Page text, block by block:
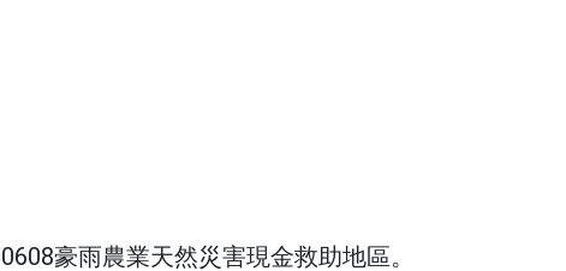
豪雨農業天然災害現金救助地區。